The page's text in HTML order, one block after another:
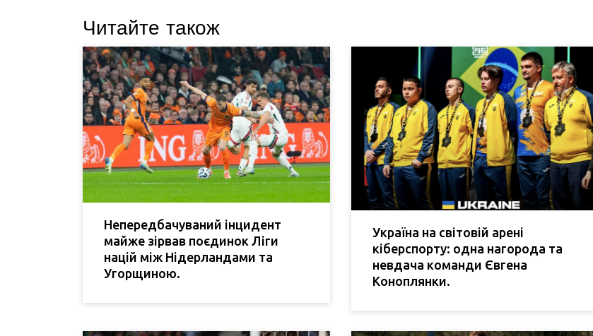
Читайте також
Непередбачуваний інцидент
майже зірвав поєдинок Ліги
націй між Нідерландами та
Угорщиною.
Україна на світовій арені
кіберспорту: одна нагорода та
невдача команди Євгена
Коноплянки.